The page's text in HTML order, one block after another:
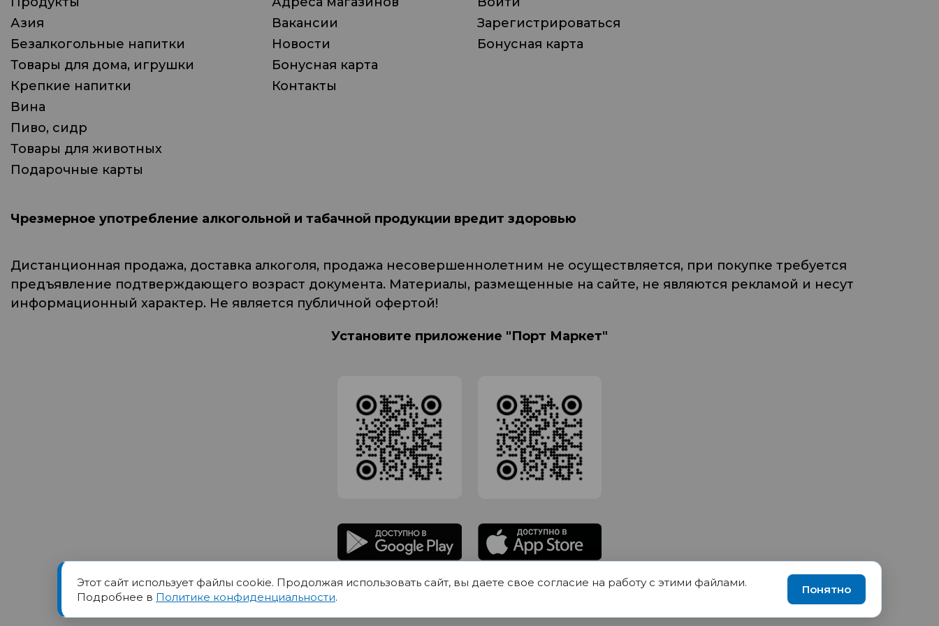
Азия
Безалкогольные напитки
Товары для дома, игрушки
Крепкие напитки
Вина
Пиво, сидр
Товары для животных
Подарочные карты
Вакансии
Новости
Бонусная карта
Контакты
Зарегистрироваться
Бонусная карта
Чрезмерное употребление алкогольной и табачной продукции вредит здоровью
Дистанционная продажа, доставка алкоголя, продажа несовершеннолетним не осуществляется, при покупке требуется
предъявление подтверждающего возраст документа. Материалы, размещенные на сайте, не являются рекламой и несут
информационный характер. Не является публичной офертой!
Установите приложение "Порт Маркет"
Товарный знак ПОРТ принадлежит Обществу с Ограниченной ответственностью СИГМАТОРГ, ОГРН 1191690035570, ИНН 1655417189
Юр.адрес 420012 Казань переулок Щербаковский дом 7, пом 1013, офис 5
Этот сайт использует файлы cookie. Продолжая использовать сайт, вы даете свое согласие на работу с этими файлами.
Подробнее в Политике конфиденциальности.
Понятно